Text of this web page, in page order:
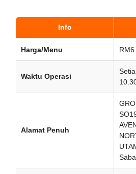
Info
Harga/Menu
Waktu Operasi
Alamat Penuh